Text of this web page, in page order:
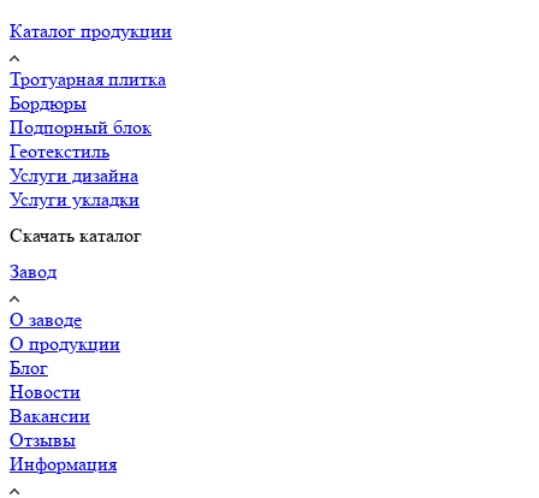
Каталог продукции
Тротуарная плитка
Бордюры
Подпорный блок
Геотекстиль
Услуги дизайна
Услуги укладки
Скачать каталог
Завод
О заводе
О продукции
Блог
Новости
Вакансии
Отзывы
Информация